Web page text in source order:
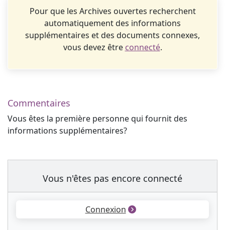
Pour que les Archives ouvertes recherchent
automatiquement des informations
supplémentaires et des documents connexes,
vous devez être connecté.
Commentaires
Vous êtes la première personne qui fournit des
informations supplémentaires?
Vous n'êtes pas encore connecté
Connexion